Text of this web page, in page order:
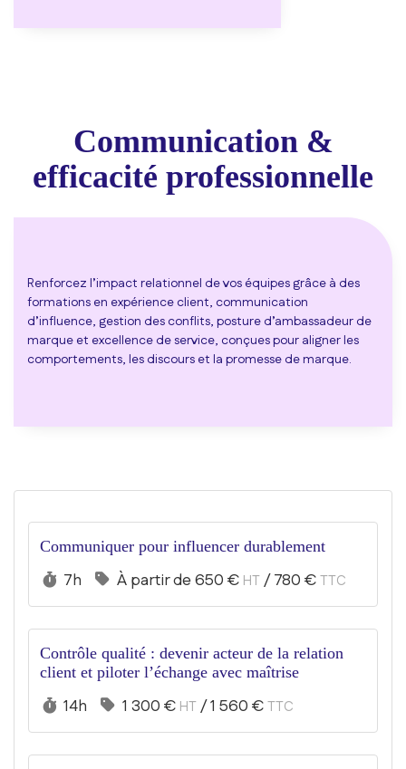
Communication &
efficacité professionnelle
Renforcez l’impact relationnel de vos équipes grâce à des
formations en expérience client, communication
d’influence, gestion des conflits, posture d’ambassadeur de
marque et excellence de service, conçues pour aligner les
comportements, les discours et la promesse de marque.
Communiquer pour influencer durablement
Durée :
7h Prix :
À partir de650 € HT/780 €TTC
Contrôle qualité : devenir acteur de la relation
client et piloter l’échange avec maîtrise
Durée :
14h Prix :
1 300 € HT/1 560 €TTC